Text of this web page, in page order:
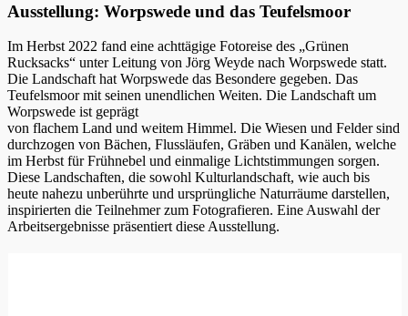
Ausstellung: Worpswede und das Teufelsmoor
Im Herbst 2022 fand eine achttägige Fotoreise des „Grünen
Rucksacks“ unter Leitung von Jörg Weyde nach Worpswede statt.
Die Landschaft hat Worpswede das Besondere gegeben. Das
Teufelsmoor mit seinen unendlichen Weiten. Die Landschaft um
Worpswede ist geprägt
von flachem Land und weitem Himmel. Die Wiesen und Felder sind
durchzogen von Bächen, Flussläufen, Gräben und Kanälen, welche
im Herbst für Frühnebel und einmalige Lichtstimmungen sorgen.
Diese Landschaften, die sowohl Kulturlandschaft, wie auch bis
heute nahezu unberührte und ursprüngliche Naturräume darstellen,
inspirierten die Teilnehmer zum Fotografieren. Eine Auswahl der
Arbeitsergebnisse präsentiert diese Ausstellung.